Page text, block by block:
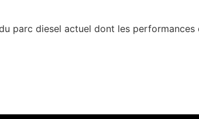
parc diesel actuel dont les